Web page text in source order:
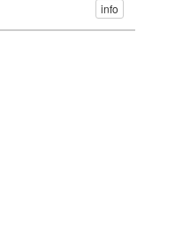
info